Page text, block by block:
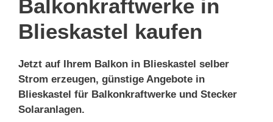
Balkonkraftwerke in
Blieskastel kaufen
Jetzt auf Ihrem Balkon in Blieskastel selber
Strom erzeugen, günstige Angebote in
Blieskastel für Balkonkraftwerke und Stecker
Solaranlagen.